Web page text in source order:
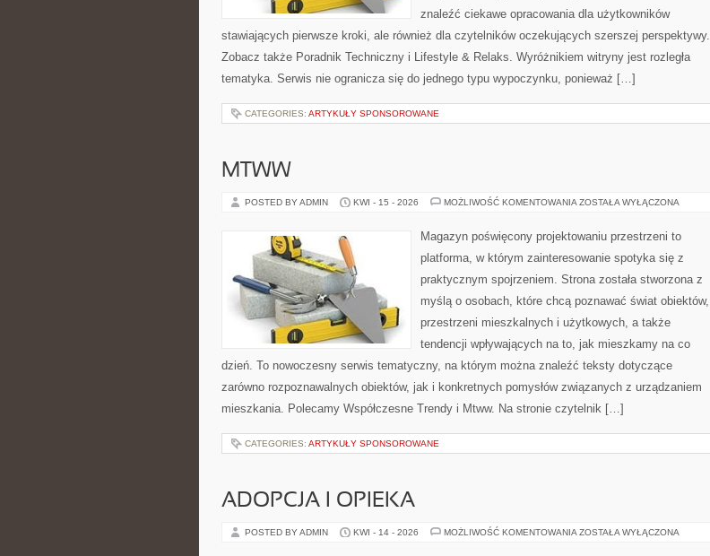
znaleźć ciekawe opracowania dla użytkowników
stawiających pierwsze kroki, ale również dla czytelników oczekujących szerszej perspektywy.
Zobacz także Poradnik Techniczny i Lifestyle & Relaks. Wyróżnikiem witryny jest rozległa
tematyka. Serwis nie ogranicza się do jednego typu wypoczynku, ponieważ […]
CATEGORIES: ARTYKUŁY SPONSOROWANE
MTWW
POSTED BY ADMIN KWI - 15 - 2026 MOŻLIWOŚĆ KOMENTOWANIA MTWW
ZOSTAŁA WYŁĄCZONA
Magazyn poświęcony projektowaniu przestrzeni to
platforma, w którym zainteresowanie spotyka się z
praktycznym spojrzeniem. Strona została stworzona z
myślą o osobach, które chcą poznawać świat obiektów,
przestrzeni mieszkalnych i użytkowych, a także
tendencji wpływających na to, jak mieszkamy na co
dzień. To nowoczesny serwis tematyczny, na którym można znaleźć teksty dotyczące
zarówno rozpoznawalnych obiektów, jak i konkretnych pomysłów związanych z urządzaniem
mieszkania. Polecamy Współczesne Trendy i Mtww. Na stronie czytelnik […]
CATEGORIES: ARTYKUŁY SPONSOROWANE
ADOPCJA I OPIEKA
POSTED BY ADMIN KWI - 14 - 2026 MOŻLIWOŚĆ KOMENTOWANIA ADOPCJA
ZOSTAŁA WYŁĄCZONA